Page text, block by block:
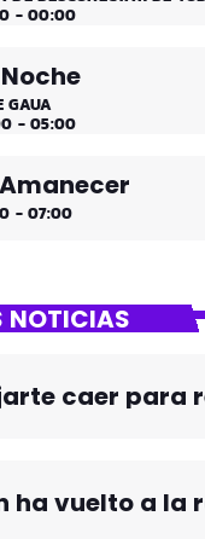
- 00:00
GAUA
- 05:00
- 07:00
NOTICIAS
caer para
ha vuelto a la